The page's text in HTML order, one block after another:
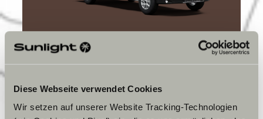
Diese Webseite verwendet Cookies
Wir setzen auf unserer Website Tracking-Technologien